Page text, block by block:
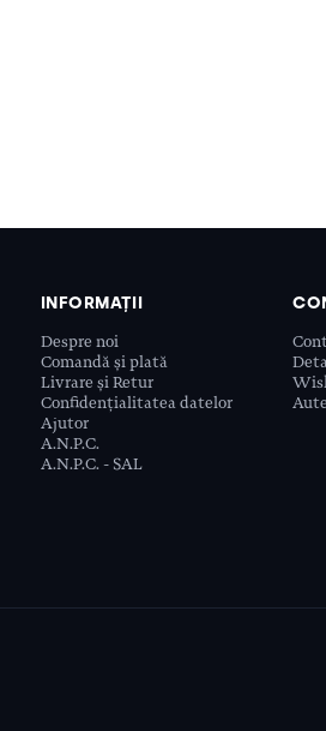
INFORMAȚII
Despre noi
Comandă și plată
Livrare și Retur
Confidențialitatea datelor
Ajutor
A.N.P.C.
A.N.P.C. - SAL